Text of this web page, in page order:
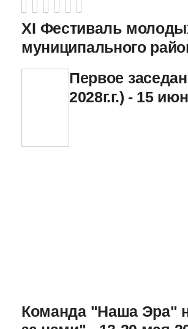
XI Фестиваль
муниципального
Первое
2028г.г.) - 15
Команда "Наша Эра"